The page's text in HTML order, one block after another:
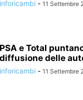
inforicambi - 11 Settembre
PSA e Total
diffusione delle
inforicambi - 11 Settembre